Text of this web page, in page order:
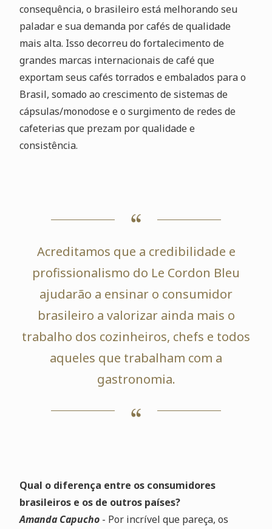
consequência, o brasileiro está melhorando seu
paladar e sua demanda por cafés de qualidade
mais alta. Isso decorreu do fortalecimento de
grandes marcas internacionais de café que
exportam seus cafés torrados e embalados para o
Brasil, somado ao crescimento de sistemas de
cápsulas/monodose e o surgimento de redes de
cafeterias que prezam por qualidade e
consistência.
Acreditamos que a credibilidade e
profissionalismo do Le Cordon Bleu
ajudarão a ensinar o consumidor
brasileiro a valorizar ainda mais o
trabalho dos cozinheiros, chefs e todos
aqueles que trabalham com a
gastronomia.
Qual o diferença entre os consumidores
brasileiros e os de outros países?
Amanda Capucho- Por incrível que pareça, os